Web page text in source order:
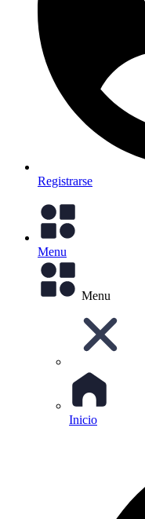
Registrarse
Menu
Menu
Inicio